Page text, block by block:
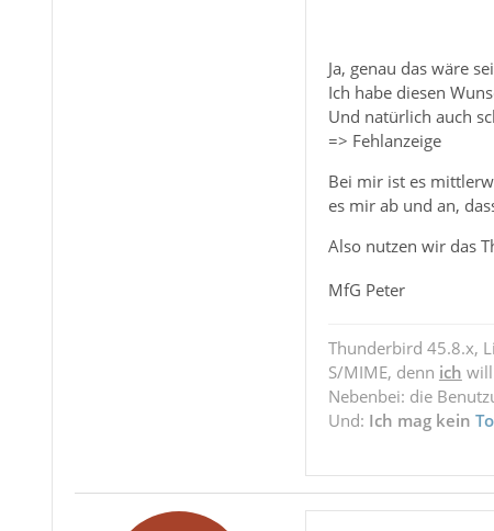
Ja, genau das wäre
Ich habe diesen
Und natürlich auch
=> Fehlanzeige
Bei mir ist es
es mir ab und an,
Also nutzen wir das
MfG Peter
Thunderbird 45.8.x,
S/MIME, denn ich
Nebenbei: die
Und: Ich mag kein